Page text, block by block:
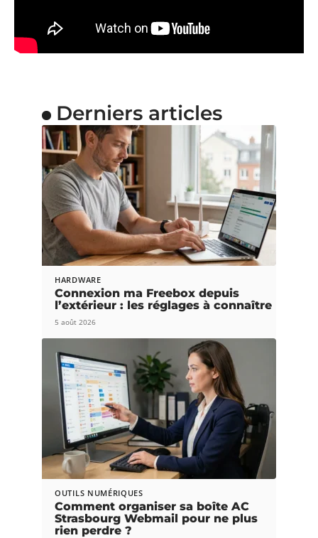
Derniers articles
HARDWARE
Connexion ma Freebox depuis
l’extérieur : les réglages à connaître
5 août 2026
OUTILS NUMÉRIQUES
Comment organiser sa boîte AC
Strasbourg Webmail pour ne plus
rien perdre ?